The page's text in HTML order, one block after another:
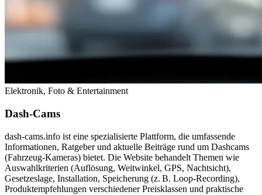
Elektronik, Foto & Entertainment
Dash-Cams
dash‑cams.info ist eine spezialisierte Plattform, die umfassende
Informationen, Ratgeber und aktuelle Beiträge rund um Dashcams
(Fahrzeug‑Kameras) bietet. Die Website behandelt Themen wie
Auswahlkriterien (Auflösung, Weitwinkel, GPS, Nachtsicht),
Gesetzeslage, Installation, Speicherung (z. B. Loop‑Recording),
Produktempfehlungen verschiedener Preisklassen und praktische